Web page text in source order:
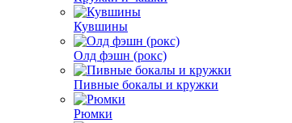
Кувшины
Олд фэшн (рокс)
Пивные бокалы и кружки
Рюмки